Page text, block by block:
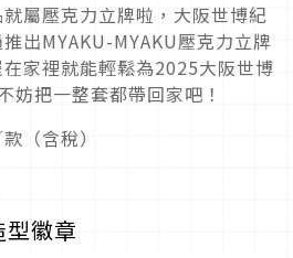
屬壓克力立牌啦，大阪世博紀
出MYAKU-MYAKU壓克力立牌
家裡就能輕鬆為2025大阪世博
妨把一整套都帶回家吧！
（含稅）
型徽章